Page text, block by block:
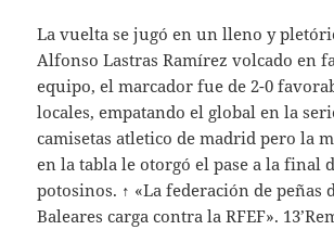
La vuelta se jugó en un lleno y
Alfonso Lastras Ramírez volcado en
equipo, el marcador fue de 2-0
locales, empatando el global en la
camisetas atletico de madrid pero la
en la tabla le otorgó el pase a la final
potosinos. ↑ «La federación de peñas
Baleares carga contra la RFEF».